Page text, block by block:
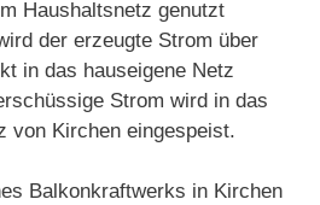
Haushaltsnetz genutzt
der erzeugte Strom über
in das hauseigene Netz
Strom wird in das
von Kirchen eingespeist.
Balkonkraftwerks in Kirchen